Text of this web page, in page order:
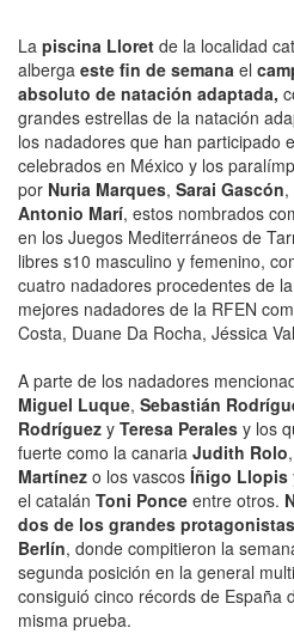
La piscina Lloret de la localidad
alberga este fin de semana el
absoluto de natación adaptada,
grandes estrellas de la natación
los nadadores que han participado
celebrados en México y los
por Nuria Marques, Sarai Gascón,
Antonio Marí, estos nombrados
en los Juegos Mediterráneos de
libres s10 masculino y femenino,
cuatro nadadores procedentes de
mejores nadadores de la RFEN
Costa, Duane Da Rocha, Jéssica
A parte de los nadadores
Miguel Luque, Sebastián
Rodríguez y Teresa Perales y los
fuerte como la canaria Judith Rolo
Martínez o los vascos Íñigo Llopis
el catalán Toni Ponce entre otros.
dos de los grandes protagonistas
Berlín, donde compitieron la
segunda posición en la general
consiguió cinco récords de España
misma prueba.